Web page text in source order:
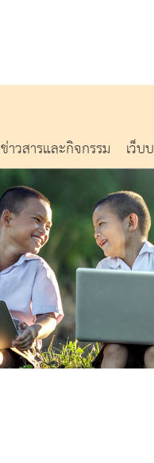
ข่าวสารและกิจกรรม เว็บ